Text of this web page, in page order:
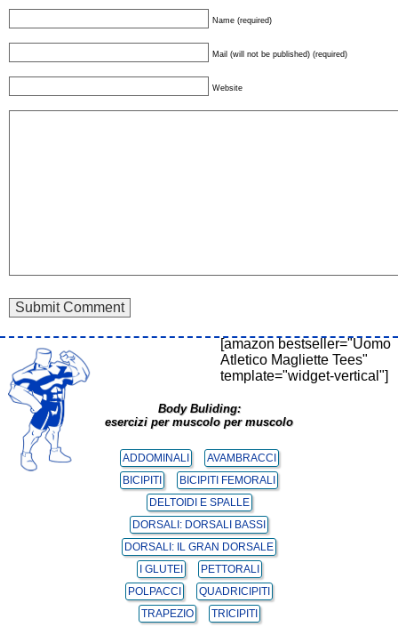
Name (required)
Mail (will not be published) (required)
Website
[amazon bestseller="Uomo
Atletico Magliette Tees"
template="widget-vertical"]
Body Buliding:
esercizi per muscolo per muscolo
ADDOMINALI
AVAMBRACCI
BICIPITI
BICIPITI FEMORALI
DELTOIDI E SPALLE
DORSALI: DORSALI BASSI
DORSALI: IL GRAN DORSALE
I GLUTEI
PETTORALI
POLPACCI
QUADRICIPITI
TRAPEZIO
TRICIPITI